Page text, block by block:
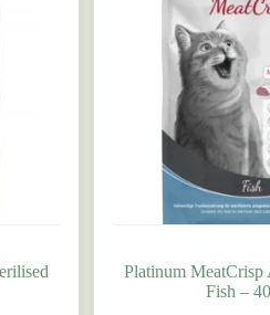
Platinum MeatCrisp
Fish –